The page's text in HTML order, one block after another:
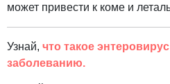
может привести к коме и
Узнай, что такое
заболеванию.